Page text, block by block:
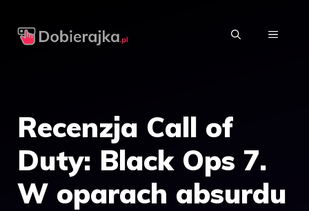
MENU
Recenzja Call of
Duty: Black Ops 7.
W oparach absurdu